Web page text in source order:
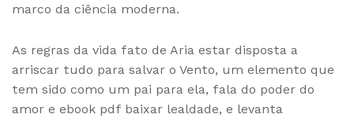
marco da ciência moderna.
As regras da vida fato de Aria estar disposta a
arriscar tudo para salvar o Vento, um elemento que
tem sido como um pai para ela, fala do poder do
amor e ebook pdf baixar lealdade, e levanta